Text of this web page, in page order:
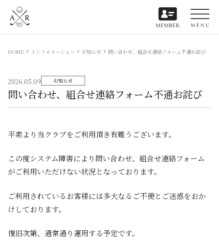
HOME インフォメーション お知らせ 問い合わせ、組合せ連絡フォーム不通お詫び
2026.05.09 お知らせ
問い合わせ、組合せ連絡フォーム不通お詫び
平素より当クラブをご利用頂き有難うございます。
この度システム障害により問い合わせ、組合せ連絡フォーム
がご利用いただけない状況となっております。
ご利用されているお客様には多大なるご不便とご迷惑をおか
けしております。
復旧次第、通常通り運用する予定です。